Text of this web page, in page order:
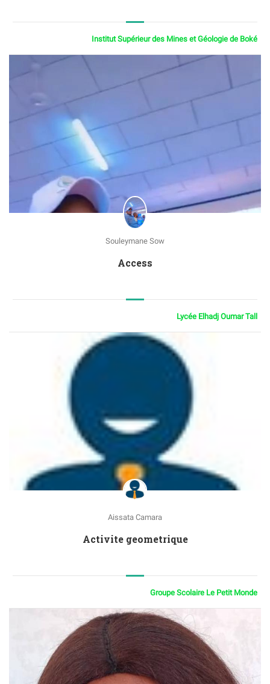
Institut Supérieur des Mines et Géologie de Boké
Souleymane Sow
Access
Lycée Elhadj Oumar Tall
Aissata Camara
Activite geometrique
Groupe Scolaire Le Petit Monde